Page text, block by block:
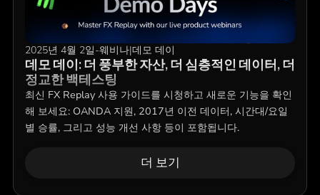
2025년 4월 2일-웨비나|데모 데이
데모 데이: 더 풍부한 자산, 더 심층적인 데이터, 더
정교한 백테스팅
최신 FX Replay 사용 가이드를 시청하고 새로운 기능을 확인
해 보세요: OANDA 지원, 2017년 이전 데이터, 시간대/요일
별 승률, 그리고 성능 개선 사항 등이 포함됩니다.
더 보기